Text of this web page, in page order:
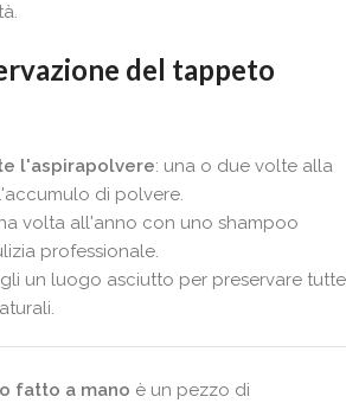
del tappeto
l'aspirapolvere: una o due volte alla
di polvere.
volta all'anno con uno shampoo
professionale.
un luogo asciutto per preservare tutte
fatto a mano è un pezzo di